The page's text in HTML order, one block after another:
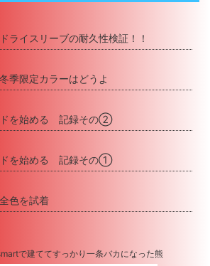
ライスリーブの耐久性検証！！
季限定カラーはどうよ
ドを始める 記録その②
ドを始める 記録その①
色を試着
で建ててすっかり一条バカになった熊